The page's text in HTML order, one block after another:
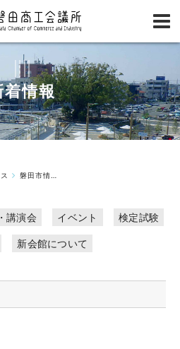
着情報
磐田市情報サイト「いーわいわた」のお知らせ
講演会 イベント 検定試験
新会館について